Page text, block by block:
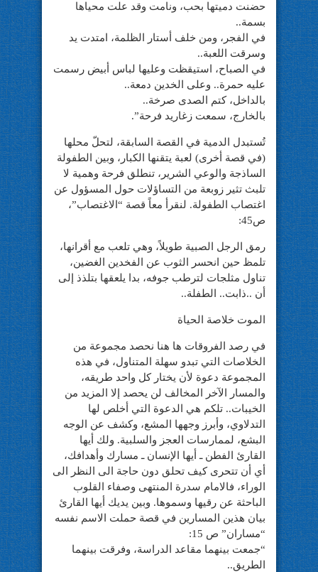
حضنت دميتها بحب، ونامت وقد علت محياها
بسمة..
في الفجر، ومن خلف أستار الظلمة، امتدت يد
وسرقت اللعبة..
في الصباح، استيقظت وعليها لباس أبيض رسمت
عليه حمرة.. وعلى الخدين دمعة..
بالداخل، كتم الصدى صرخة..
بالخارج، سمعت زغاريد فرحة”.
تُستبدل الدمية في القصة السابقة، لتحلّ محلها
(في قصة أخرى) لعبة يتقنها الكبار، وبين الطفولة
الساذجة والوعي الشرير، تنطلق فرحة وهمية لا
تلبث تثير زوبعة من التساؤلات حول المسؤول عن
اغتصاب الطفولة. لنقرأ معاً قصة “الاغتصاب”،
ص45:
رمق الرجل الصبية طويلاً، وهي تلعب مع أقرانها،
تلمظ حين انحسر الثوب عن الفخدين الغضين،
تناول مثلجات لترطب جوفه، بدا يلعقها بتلذذ إلى
أن ..ذابت.. الطفلة..
الموت خلاصة الحياة
في رصد الفروقات ها هنا نحصد مجموعة من
الخلاصات التي تبدو سهلة المتناول، في هذه
المجموعة دعوة لأن يختار كل واحد طريقه،
والمسار الآخر المخالف لن يحصد إلا المزيد من
الخيبات.. تلكم هي الدعوة التي أخلص لها
التدلاوي، وأبرز وجهها المشع، وكشف عن الوجه
البشع، لممارسات العجز والسلبية. ولك أيها
القارئ الفطن ـ أيها الإنسان ـ مسارك وأهدافك،
أي أن تتحرى كيف تحلق دون حاجة الى النظر الى
الوراء، فالامام سدرة المنتهى وصفاء القلوب
الباحثة عن رقيها وسموها. وبين يديك أيها القارئ
بيان هذين المسارين في قصة حملت الاسم نفسه
“مساران” ص 15:
“جمعت بينهما مقاعد الدراسة، وفرقت بينهما
الطريق..